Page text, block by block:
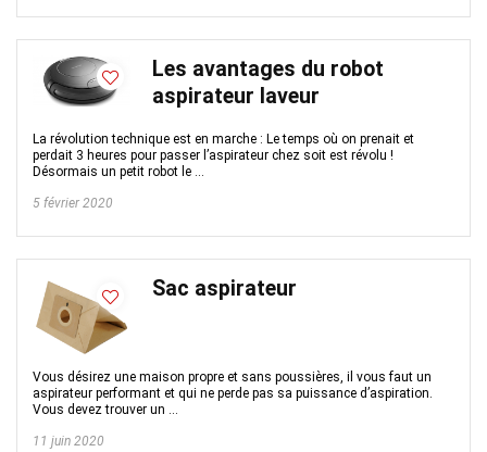
Les avantages du robot
aspirateur laveur
La révolution technique est en marche : Le temps où on prenait et
perdait 3 heures pour passer l’aspirateur chez soit est révolu !
Désormais un petit robot le ...
5 février 2020
Sac aspirateur
Vous désirez une maison propre et sans poussières, il vous faut un
aspirateur performant et qui ne perde pas sa puissance d’aspiration.
Vous devez trouver un ...
11 juin 2020